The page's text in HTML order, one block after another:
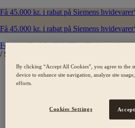
Få 45.000 kr. i rabat på Siemens
Få 45.000 kr. i rabat på Siemens
Forside / Bad fra INVITA /
/ Sandsten
Skræddersyede
By clicking “Accept All Cookies”, you agree to the
device to enhance site navigation, analyze site
efforts.
Cookies Settings